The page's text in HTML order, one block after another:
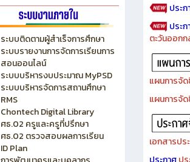
ระบบติดตามผู้สำเร็จการศึกษา
ระบบรายงานการจัดการเรียนการ
สอนออนไลน์
ระบบบริหารงบประมาณ MyPSD
ระบบบริหารจัดการสถานศึกษา
RMS
Chontech Digital Library
ศธ.02 ครูและครูที่ปรึกษา
ศธ.02 ตรวจสอบผลการเรียน
ID Plan
ประก
ประก
ตะวันออกก
แผนการจั
แผนการจั
เอกสารป